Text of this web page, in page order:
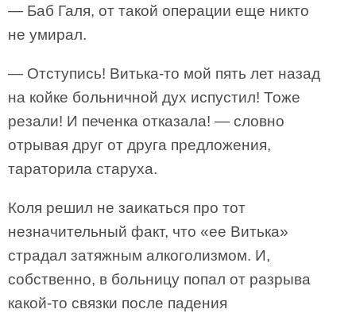
— Баб Галя, от такой операции еще никто
не умирал.
— Отступись! Витька-то мой пять лет назад
на койке больничной дух испустил! Тоже
резали! И печенка отказала! — словно
отрывая друг от друга предложения,
тараторила старуха.
Коля решил не заикаться про тот
незначительный факт, что «ее Витька»
страдал затяжным алкоголизмом. И,
собственно, в больницу попал от разрыва
какой-то связки после падения